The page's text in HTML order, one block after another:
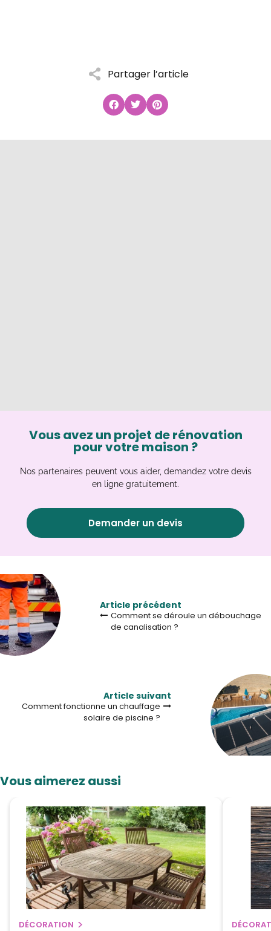
Partager l’article
Vous avez un projet de rénovation
pour votre maison ?
Nos partenaires peuvent vous aider, demandez votre devis
en ligne gratuitement.
Demander un devis
Article précédent
Comment se déroule un débouchage
de canalisation ?
Article suivant
Comment fonctionne un chauffage
solaire de piscine ?
Vous aimerez aussi
DÉCORATION